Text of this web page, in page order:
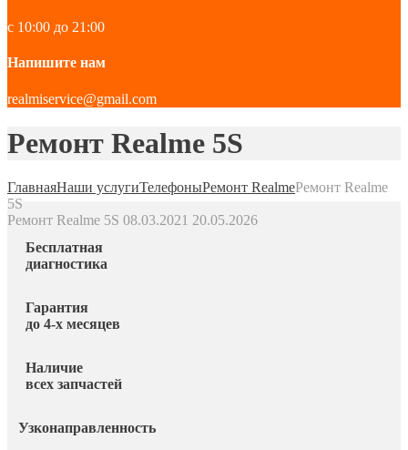
с 10:00 до 21:00
Напишите нам
realmiservice@gmail.com
Ремонт Realme 5S
ГлавнаяНаши услугиТелефоныРемонт RealmeРемонт Realme
5S
Ремонт Realme 5S 08.03.2021 20.05.2026
Бесплатная
диагностика
Гарантия
до 4-х месяцев
Наличие
всех запчастей
Узконаправленность